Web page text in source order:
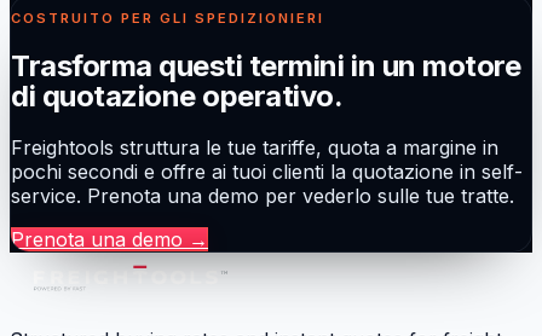
COSTRUITO PER GLI SPEDIZIONIERI
Trasforma questi termini in un motore
di quotazione operativo.
Freightools struttura le tue tariffe, quota a margine in
pochi secondi e offre ai tuoi clienti la quotazione in self-
service. Prenota una demo per vederlo sulle tue tratte.
Prenota una demo →